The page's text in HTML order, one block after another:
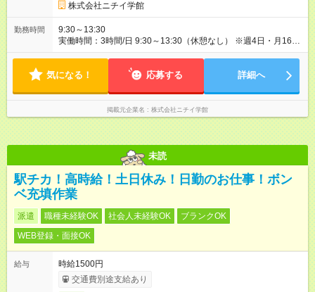
株式会社ニチイ学館
勤務時間
9:30～13:30
実働時間：3時間/日 9:30～13:30（休憩なし） ※週4日・月16日
勤務 ※月64時間勤務 ※残業月3時間あり
気になる！ 応募する 詳細へ
掲載元企業名 株式会社ニチイ学館
未読
駅チカ！高時給！土日休み！日勤のお仕事！ボン
ベ充填作業
派遣 職種未経験OK 社会人未経験OK
ブランクOK
WEB登録・面接OK
給与
時給1500円
交通費別途支給あり